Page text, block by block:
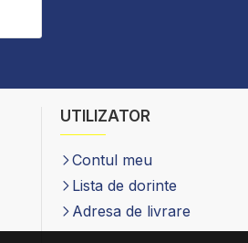
UTILIZATOR
Contul meu
Lista de dorinte
Adresa de livrare